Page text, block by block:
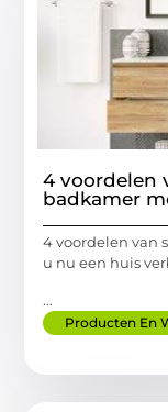
4 voordelen
badkamer
4 voordelen van
u nu een huis
...
Producten En